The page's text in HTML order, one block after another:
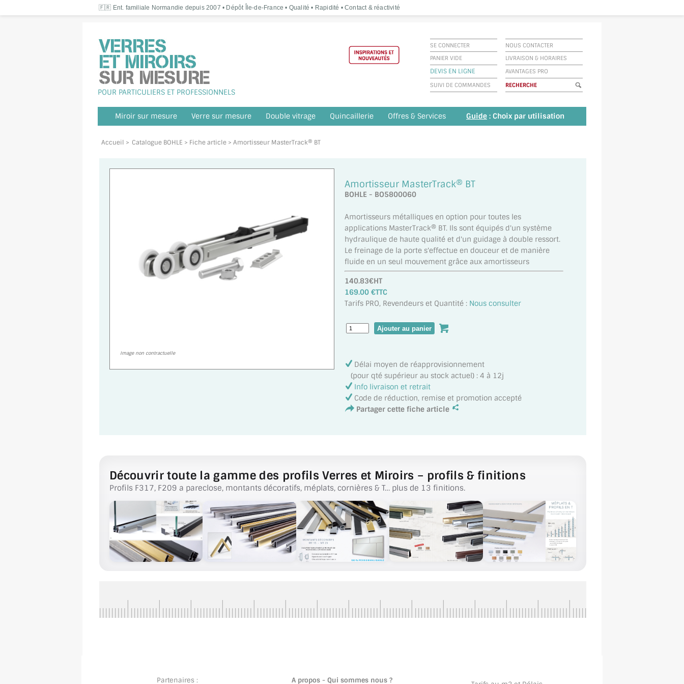
🇫🇷 Ent. familiale Normandie depuis 2007 • Dépôt Île-de-France • Qualité • Rapidité • Contact & réactivité
POUR PARTICULIERS ET PROFESSIONNELS
SE CONNECTER
NOUS CONTACTER
PANIER VIDE
LIVRAISON & HORAIRES
DEVIS EN LIGNE
AVANTAGES PRO
SUIVI DE COMMANDES
Miroir sur mesure Verre sur mesure Double vitrage Quincaillerie Offres & Services Guide : Choix par utilisation
Accueil > Catalogue BOHLE > Fiche article > Amortisseur MasterTrack® BT
Image non contractuelle
Amortisseur MasterTrack® BT
BOHLE - BO5800060
Amortisseurs métalliques en option pour toutes les
applications MasterTrack® BT. Ils sont équipés d'un système
hydraulique de haute qualité et d'un guidage à double ressort.
Le freinage de la porte s'effectue en douceur et de manière
fluide en un seul mouvement grâce aux amortisseurs
140.83€HT
169.00 €TTC
Tarifs PRO, Revendeurs et Quantité : Nous consulter
Délai moyen de réapprovisionnement
(pour qté supérieur au stock actuel) : 4 à 12j
Info livraison et retrait
Code de réduction, remise et promotion accepté
Partager cette fiche article
Découvrir toute la gamme des profils Verres et Miroirs – profils & finitions
Profils F317, F209 a pareclose, montants décoratifs, méplats, cornières & T… plus de 13 finitions.
Partenaires : A propos - Qui sommes nous ?